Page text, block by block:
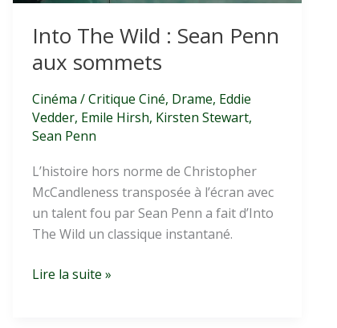
Into The Wild : Sean Penn
aux sommets
Cinéma /Critique Ciné, Drame, Eddie
Vedder, Emile Hirsh, Kirsten Stewart,
Sean Penn
L’histoire hors norme de Christopher
McCandleness transposée à l’écran avec
un talent fou par Sean Penn a fait d’Into
The Wild un classique instantané.
Into
Lire la suite »